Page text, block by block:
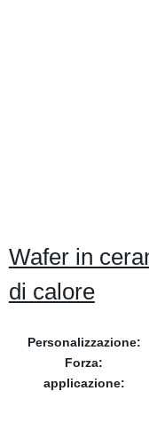
Wafer in
di calore
Personalizzazione:
Forza:
applicazione: